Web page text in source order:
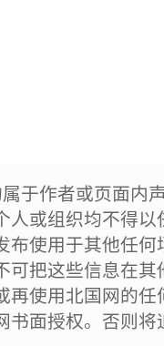
于作者或页面内
人或组织均不得
布使用于其他任
可把这些信息在
再使用北国网的
书面授权。否则将